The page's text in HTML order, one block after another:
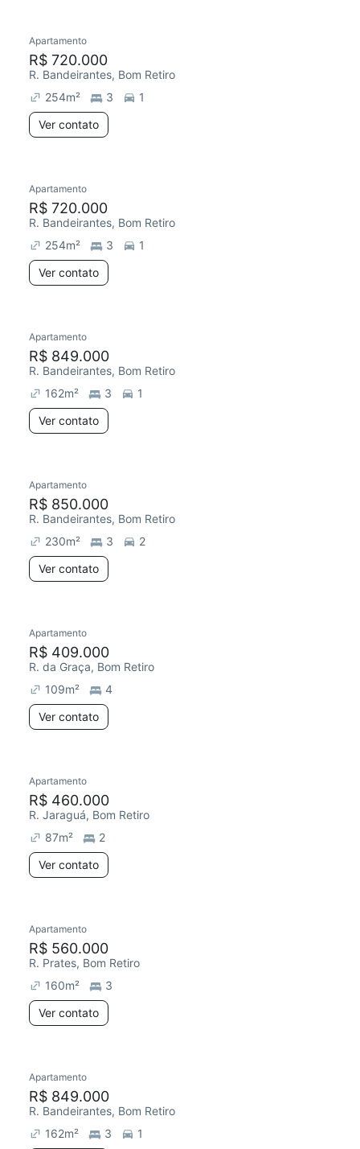
Redecorar
Apartamento
R$ 720.000
R. Bandeirantes, Bom Retiro
254m² 3
1
Ver contato
Redecorar
Apartamento
R$ 720.000
R. Bandeirantes, Bom Retiro
254m² 3
1
Ver contato
Redecorar
Apartamento
R$ 849.000
R. Bandeirantes, Bom Retiro
162m² 3
1
Ver contato
Redecorar
Apartamento
R$ 850.000
R. Bandeirantes, Bom Retiro
230m² 3
2
Ver contato
Redecorar
Apartamento
R$ 409.000
R. da Graça, Bom Retiro
109m²
4
Ver contato
Apartamento
R$ 460.000
R. Jaraguá, Bom Retiro
87m²
2
Ver contato
Redecorar
Apartamento
R$ 560.000
R. Prates, Bom Retiro
160m²
3
Ver contato
Redecorar
Apartamento
R$ 849.000
R. Bandeirantes, Bom Retiro
162m² 3
1